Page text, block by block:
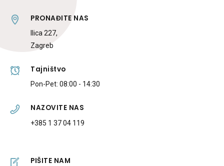
PRONAĐITE NAS
Ilica 227,
Zagreb
Tajništvo
Pon-Pet: 08:00 - 14:30
NAZOVITE NAS
+385 1 37 04 119
PIŠITE NAM